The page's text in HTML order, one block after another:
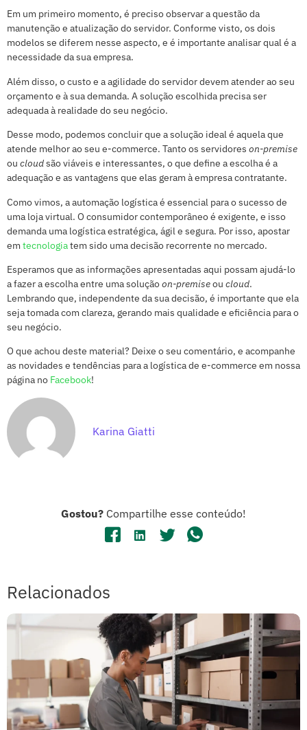
Em um primeiro momento, é preciso observar a questão da
manutenção e atualização do servidor. Conforme visto, os dois
modelos se diferem nesse aspecto, e é importante analisar qual é a
necessidade da sua empresa.
Além disso, o custo e a agilidade do servidor devem atender ao seu
orçamento e à sua demanda. A solução escolhida precisa ser
adequada à realidade do seu negócio.
Desse modo, podemos concluir que a solução ideal é aquela que
atende melhor ao seu e-commerce. Tanto os servidores on-premise
ou cloudsão viáveis e interessantes, o que define a escolha é a
adequação e as vantagens que elas geram à empresa contratante.
Como vimos, a automação logística é essencial para o sucesso de
uma loja virtual. O consumidor contemporâneo é exigente, e isso
demanda uma logística estratégica, ágil e segura. Por isso, apostar
em tecnologiatem sido uma decisão recorrente no mercado.
Esperamos que as informações apresentadas aqui possam ajudá-lo
a fazer a escolha entre uma soluçãoon-premiseou cloud.
Lembrando que, independente da sua decisão, é importante que ela
seja tomada com clareza, gerando mais qualidade e eficiência para o
seu negócio.
O que achou deste material? Deixe o seu comentário, e acompanhe
as novidades e tendências para a logística de e-commerce em nossa
página no Facebook!
Karina Giatti
Gostou? Compartilhe esse conteúdo!
Relacionados